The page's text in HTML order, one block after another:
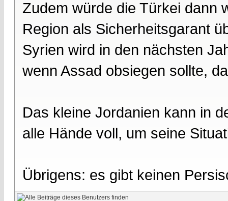
Zudem würde die Türkei dann
Region als Sicherheitsgarant
Syrien wird in den nächsten
wenn Assad obsiegen sollte,
Das kleine Jordanien kann in
alle Hände voll, um seine
Übrigens: es gibt keinen